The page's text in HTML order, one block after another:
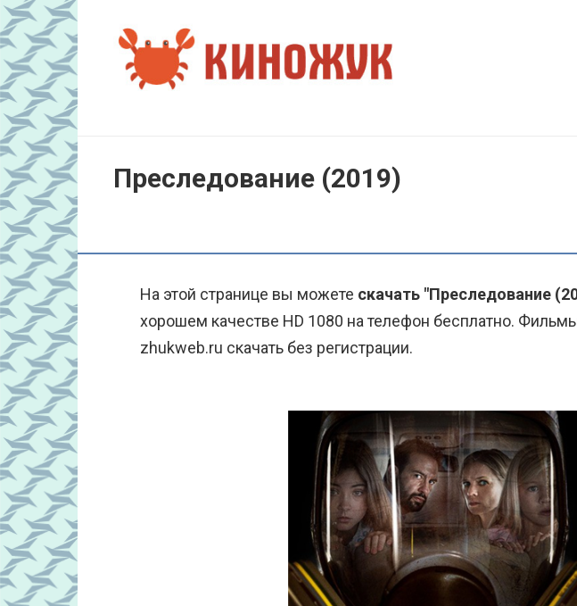
Перейти
к
контенту
Преследование (2019)
На этой странице вы можете скачать "Преследование
хорошем качестве HD 1080 на телефон бесплатно.
zhukweb.ru скачать без регистрации.